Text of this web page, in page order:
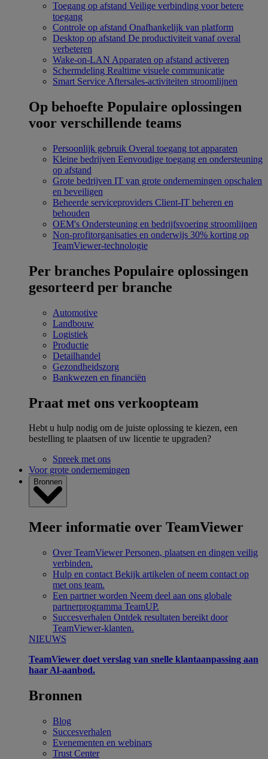
Toegang op afstand Veilige verbinding voor betere
toegang
Controle op afstand Onafhankelijk van platform
Desktop op afstand De productiviteit vanaf overal
verbeteren
Wake-on-LAN Apparaten op afstand activeren
Schermdeling Realtime visuele communicatie
Smart Service Aftersales-activiteiten stroomlijnen
Op behoefte Populaire oplossingen
voor verschillende teams
Persoonlijk gebruik Overal toegang tot apparaten
Kleine bedrijven Eenvoudige toegang en ondersteuning
op afstand
Grote bedrijven IT van grote ondernemingen opschalen
en beveiligen
Beheerde serviceproviders Client-IT beheren en
behouden
OEM's Ondersteuning en bedrijfsvoering stroomlijnen
Non-profitorganisaties en onderwijs 30% korting op
TeamViewer-technologie
Per branches Populaire oplossingen
gesorteerd per branche
Automotive
Landbouw
Logistiek
Productie
Detailhandel
Gezondheidszorg
Bankwezen en financiën
Praat met ons verkoopteam
Hebt u hulp nodig om de juiste oplossing te kiezen, een
bestelling te plaatsen of uw licentie te upgraden?
Spreek met ons
Voor grote ondernemingen
Bronnen
Meer informatie over TeamViewer
Over TeamViewer Personen, plaatsen en dingen veilig
verbinden.
Hulp en contact Bekijk artikelen of neem contact op
met ons team.
Een partner worden Neem deel aan ons globale
partnerprogramma TeamUP.
Succesverhalen Ontdek resultaten bereikt door
TeamViewer-klanten.
NIEUWS
TeamViewer doet verslag van snelle klantaanpassing aan
haar Al-aanbod.
Bronnen
Blog
Succesverhalen
Evenementen en webinars
Trust Center